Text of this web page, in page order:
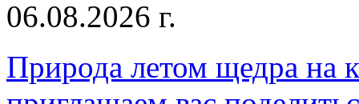
06.08.2026 г.
Природа летом щедра на